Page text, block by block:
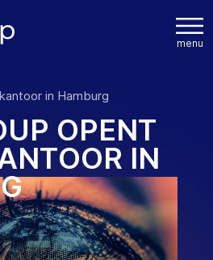
in Hamburg
UP OPENT
NTOOR IN
G